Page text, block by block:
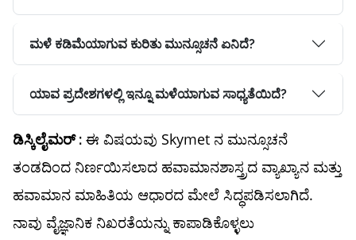
ಮಳೆ ಕಡಿಮೆಯಾಗುವ ಕುರಿತು ಮುನ್ಸೂಚನೆ ಏನಿದೆ?
ಯಾವ ಪ್ರದೇಶಗಳಲ್ಲಿ ಇನ್ನೂ ಮಳೆಯಾಗುವ ಸಾಧ್ಯತೆಯಿದೆ?
ಡಿಸ್ಕಿಲೈಮರ್ : ಈ ವಿಷಯವು Skymet ನ ಮುನ್ಸೂಚನೆ
ತಂಡದಿಂದ ನಿರ್ಣಯಿಸಲಾದ ಹವಾಮಾನಶಾಸ್ತ್ರದ ವ್ಯಾಖ್ಯಾನ ಮತ್ತು
ಹವಾಮಾನ ಮಾಹಿತಿಯ ಆಧಾರದ ಮೇಲೆ ಸಿದ್ಧಪಡಿಸಲಾಗಿದೆ.
ನಾವು ವೈಜ್ಞಾನಿಕ ನಿಖರತೆಯನ್ನು ಕಾಪಾಡಿಕೊಳ್ಳಲು